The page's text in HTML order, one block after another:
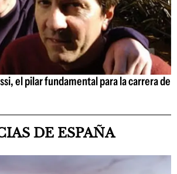
el pilar fundamental para la carrera de
DE ESPAÑA